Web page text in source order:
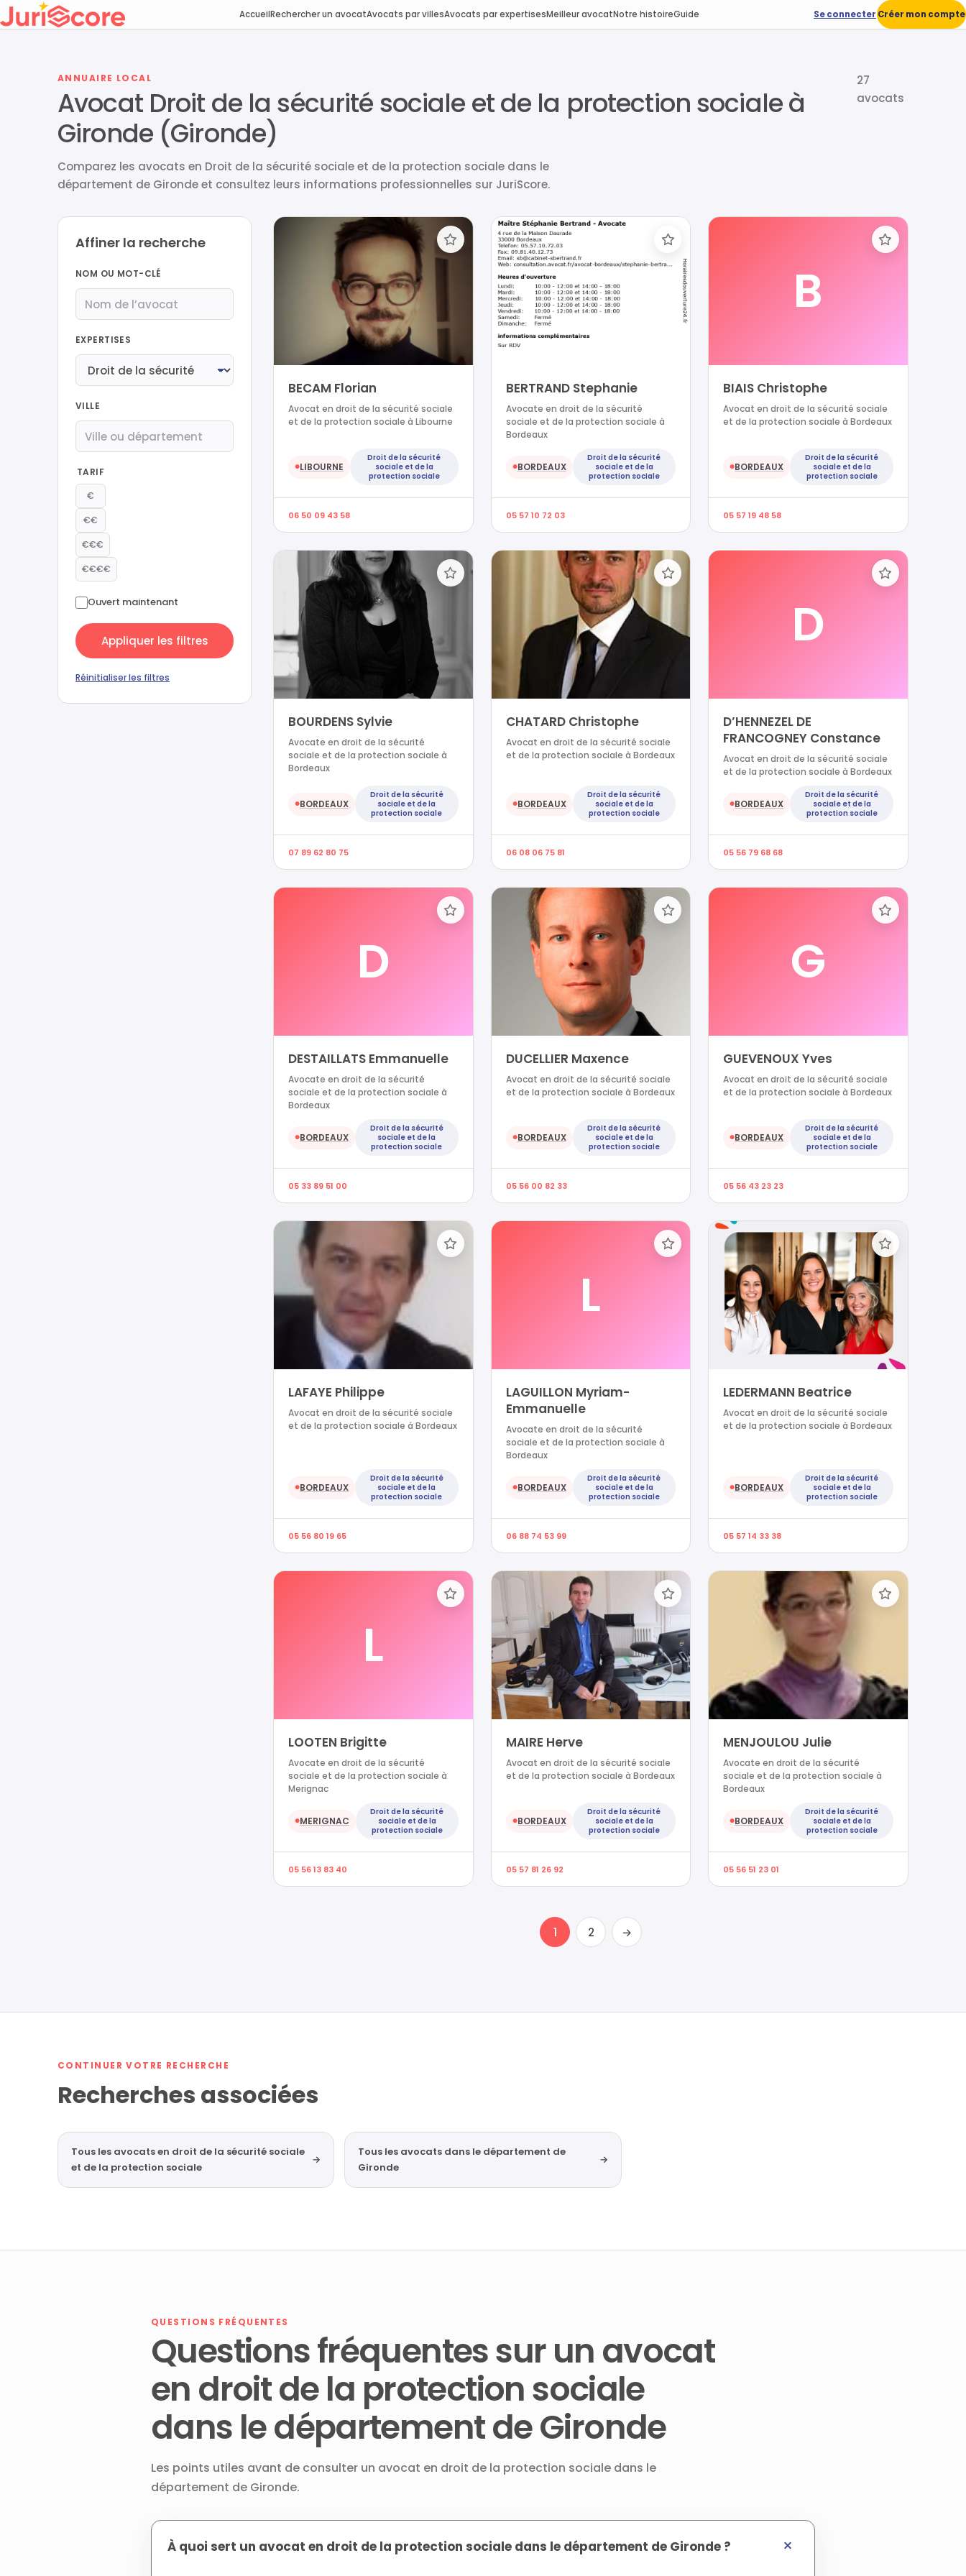
AccueilRechercher un avocatAvocats par villesAvocats par expertisesMeilleur avocatNotre histoireGuide Se connecter Créer mon compte
ANNUAIRE LOCAL
Avocat Droit de la sécurité sociale et de la protection sociale à
Gironde (Gironde)
Comparez les avocats en Droit de la sécurité sociale et de la protection sociale dans le
département de Gironde et consultez leurs informations professionnelles sur JuriScore.
27
avocats
Affiner la recherche
NOM OU MOT-CLÉ
EXPERTISES
VILLE
TARIF
€
€€
€€€
€€€€
Ouvert maintenant
Appliquer les filtres
Réinitialiser les filtres
BECAM Florian
Avocat en droit de la sécurité sociale
et de la protection sociale à Libourne
●LIBOURNE
Droit de la sécurité
sociale et de la
protection sociale
06 50 09 43 58
BERTRAND Stephanie
Avocate en droit de la sécurité
sociale et de la protection sociale à
Bordeaux
●BORDEAUX
Droit de la sécurité
sociale et de la
protection sociale
05 57 10 72 03
B
BIAIS Christophe
Avocat en droit de la sécurité sociale
et de la protection sociale à Bordeaux
●BORDEAUX
Droit de la sécurité
sociale et de la
protection sociale
05 57 19 48 58
BOURDENS Sylvie
Avocate en droit de la sécurité
sociale et de la protection sociale à
Bordeaux
●BORDEAUX
Droit de la sécurité
sociale et de la
protection sociale
07 89 62 80 75
CHATARD Christophe
Avocat en droit de la sécurité sociale
et de la protection sociale à Bordeaux
●BORDEAUX
Droit de la sécurité
sociale et de la
protection sociale
06 08 06 75 81
D
D’HENNEZEL DE
FRANCOGNEY Constance
Avocat en droit de la sécurité sociale
et de la protection sociale à Bordeaux
●BORDEAUX
Droit de la sécurité
sociale et de la
protection sociale
05 56 79 68 68
D
DESTAILLATS Emmanuelle
Avocate en droit de la sécurité
sociale et de la protection sociale à
Bordeaux
●BORDEAUX
Droit de la sécurité
sociale et de la
protection sociale
05 33 89 51 00
DUCELLIER Maxence
Avocat en droit de la sécurité sociale
et de la protection sociale à Bordeaux
●BORDEAUX
Droit de la sécurité
sociale et de la
protection sociale
05 56 00 82 33
G
GUEVENOUX Yves
Avocat en droit de la sécurité sociale
et de la protection sociale à Bordeaux
●BORDEAUX
Droit de la sécurité
sociale et de la
protection sociale
05 56 43 23 23
LAFAYE Philippe
Avocat en droit de la sécurité sociale
et de la protection sociale à Bordeaux
●BORDEAUX
Droit de la sécurité
sociale et de la
protection sociale
05 56 80 19 65
L
LAGUILLON Myriam-
Emmanuelle
Avocate en droit de la sécurité
sociale et de la protection sociale à
Bordeaux
●BORDEAUX
Droit de la sécurité
sociale et de la
protection sociale
06 88 74 53 99
LEDERMANN Beatrice
Avocat en droit de la sécurité sociale
et de la protection sociale à Bordeaux
●BORDEAUX
Droit de la sécurité
sociale et de la
protection sociale
05 57 14 33 38
L
LOOTEN Brigitte
Avocate en droit de la sécurité
sociale et de la protection sociale à
Merignac
●MERIGNAC
Droit de la sécurité
sociale et de la
protection sociale
05 56 13 83 40
MAIRE Herve
Avocat en droit de la sécurité sociale
et de la protection sociale à Bordeaux
●BORDEAUX
Droit de la sécurité
sociale et de la
protection sociale
05 57 81 26 92
MENJOULOU Julie
Avocate en droit de la sécurité
sociale et de la protection sociale à
Bordeaux
●BORDEAUX
Droit de la sécurité
sociale et de la
protection sociale
05 56 51 23 01
1 2 →
CONTINUER VOTRE RECHERCHE
Recherches associées
Tous les avocats en droit de la sécurité sociale
et de la protection sociale
→
Tous les avocats dans le département de
Gironde
→
QUESTIONS FRÉQUENTES
Questions fréquentes sur un avocat
en droit de la protection sociale
dans le département de Gironde
Les points utiles avant de consulter un avocat en droit de la protection sociale dans le
département de Gironde.
À quoi sert un avocat en droit de la protection sociale dans le département de Gironde ?